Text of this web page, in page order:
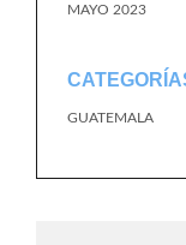
MAYO 2023
GUATEMALA